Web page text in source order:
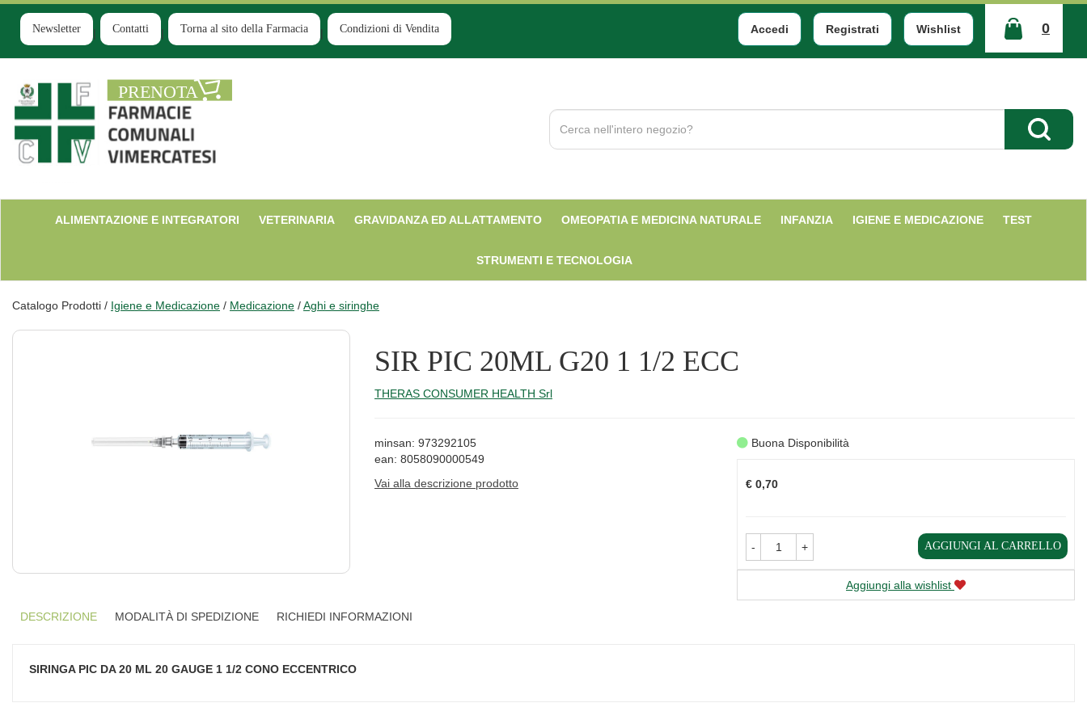
Passa
contenuto
principale
Newsletter Contatti Torna al sito della Farmacia Condizioni di Vendita Accedi Registrati Wishlist 0
ARTICOLI
INSERITI
Farmacia
Comunale
Cerca
Prodotto
Cerca
ALIMENTAZIONE E INTEGRATORI VETERINARIA GRAVIDANZA ED ALLATTAMENTO OMEOPATIA E MEDICINA NATURALE INFANZIA IGIENE E MEDICAZIONE TEST
STRUMENTI E TECNOLOGIA
Catalogo Prodotti / Igiene e Medicazione / Medicazione /Aghi e siringhe
SIR PIC 20ML G20 1 1/2 ECC
THERAS CONSUMER HEALTH Srl
minsan: 973292105
ean: 8058090000549
Vai alla descrizione prodotto
Buona Disponibilità
€ 0,70
- + AGGIUNGI AL CARRELLO
Aggiungi alla wishlist
DESCRIZIONE MODALITÀ DI SPEDIZIONE RICHIEDI INFORMAZIONI
SIRINGA PIC DA 20 ML 20 GAUGE 1 1/2 CONO ECCENTRICO